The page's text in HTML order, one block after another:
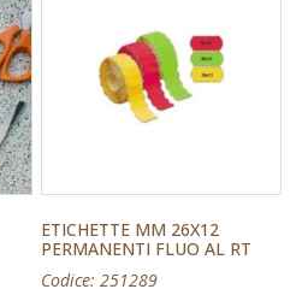
ETICHETTE MM 26X12
PERMANENTI FLUO AL RT
Codice: 251289